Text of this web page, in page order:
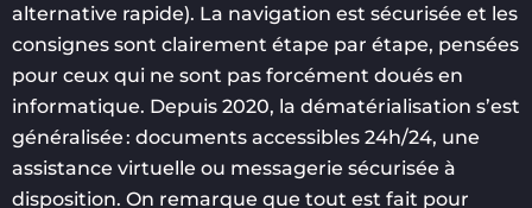
alternative rapide). La navigation est sécurisée et les
consignes sont clairement étape par étape, pensées
pour ceux qui ne sont pas forcément doués en
informatique. Depuis 2020, la dématérialisation s’est
généralisée : documents accessibles 24h/24, une
assistance virtuelle ou messagerie sécurisée à
disposition. On remarque que tout est fait pour